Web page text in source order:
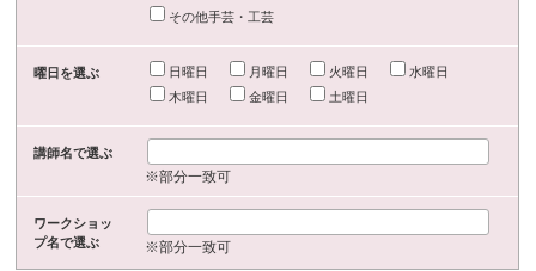
その他手芸・工芸
曜日を選ぶ 日曜日 月曜日 火曜日
水曜日
木曜日
金曜日 土曜日
講師名で選ぶ
※部分一致可
ワークショッ
プ名で選ぶ
※部分一致可